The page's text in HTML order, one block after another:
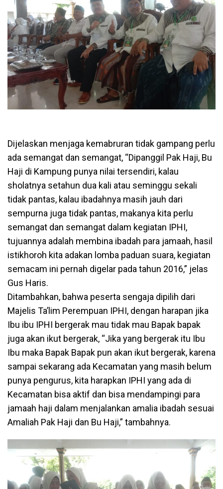
Dijelaskan menjaga kemabruran tidak gampang perlu
ada semangat dan semangat, “Dipanggil Pak Haji, Bu
Haji di Kampung punya nilai tersendiri, kalau
sholatnya setahun dua kali atau seminggu sekali
tidak pantas, kalau ibadahnya masih jauh dari
sempurna juga tidak pantas, makanya kita perlu
semangat dan semangat dalam kegiatan IPHI,
tujuannya adalah membina ibadah para jamaah, hasil
istikhoroh kita adakan lomba paduan suara, kegiatan
semacam ini pernah digelar pada tahun 2016,” jelas
Gus Haris.
Ditambahkan, bahwa peserta sengaja dipilih dari
Majelis Ta’lim Perempuan IPHI, dengan harapan jika
Ibu ibu IPHI bergerak mau tidak mau Bapak bapak
juga akan ikut bergerak, “Jika yang bergerak itu Ibu
Ibu maka Bapak Bapak pun akan ikut bergerak, karena
sampai sekarang ada Kecamatan yang masih belum
punya pengurus, kita harapkan IPHI yang ada di
Kecamatan bisa aktif dan bisa mendampingi para
jamaah haji dalam menjalankan amalia ibadah sesuai
Amaliah Pak Haji dan Bu Haji,” tambahnya.